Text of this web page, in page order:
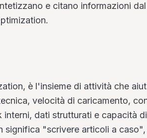
e citano informazioni
è l'insieme di attività che
velocità di caricamento,
interni, dati strutturati e capacità
significa "scrivere articoli a